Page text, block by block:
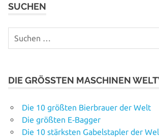
SUCHEN
DIE GRÖSSTEN MASCHINEN
Die 10 größten Bierbrauer der Welt
Die größten E‑Bagger
Die 10 stärksten Gabelstapler der